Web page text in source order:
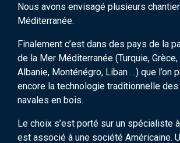
Nous avons envisagé plusieurs
Méditerranée.
Finalement c’est dans des pays de la
de la Mer Méditerranée (Turquie, Grèce,
Albanie, Monténégro, Liban …) que l’on
encore la technologie traditionnelle
navales en bois.
Le choix s’est porté sur un spécialiste
est associé à une société Américaine.